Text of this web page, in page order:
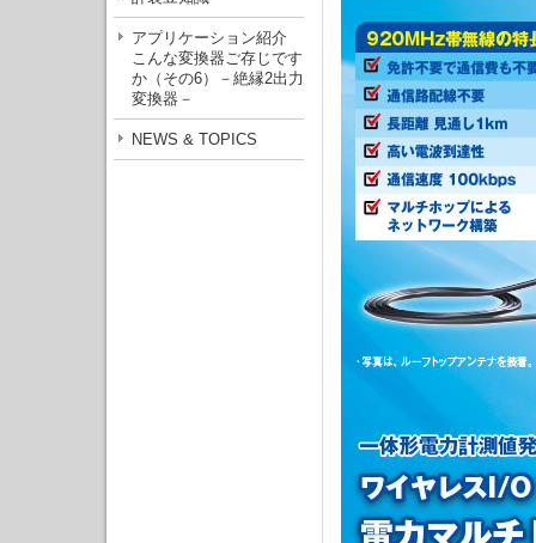
アプリケーション紹介
こんな変換器ご存じです
か（その6）－絶縁2出力
変換器－
NEWS & TOPICS